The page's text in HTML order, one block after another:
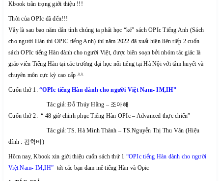
Kbook trân trọng giới thiệu !!!
Thời của OPIc đã đến!!!
Vậy là sau bao năm dân tình chúng ta phải học “ké” sách OPIc Tiếng Anh (Sách
cho người Hàn thi OPIC tiếng Anh) thì năm 2022 đã xuất hiện liên tiếp 2 cuốn
sách OPIc tiếng Hàn dành cho người Việt, được biên soạn bởi nhóm tác giác là
giáo viên Tiếng Hàn tại các trường đại học nổi tiếng tại Hà Nội với tâm huyết và
chuyên môn cực kỳ cao cấp ^^
Cuốn thứ 1:“OPIc tiếng Hàn dành cho người Việt Nam- IM,IH”
Tác giả: Đỗ Thúy Hằng – 조아해
Cuốn thứ 2: “ 48 giờ chinh phục Tiếng Hàn OPIc – Advanced thực chiến”
Tác giả: TS. Hà Minh Thành – TS.Nguyễn Thị Thu Vân (Hiệu
đính : 김학비)
Hôm nay, Kbook xin giới thiệu cuốn sách thứ 1 “OPIc tiếng Hàn dành cho người
Việt Nam- IM,IH” tới các bạn đam mê tiếng Hàn và Opic